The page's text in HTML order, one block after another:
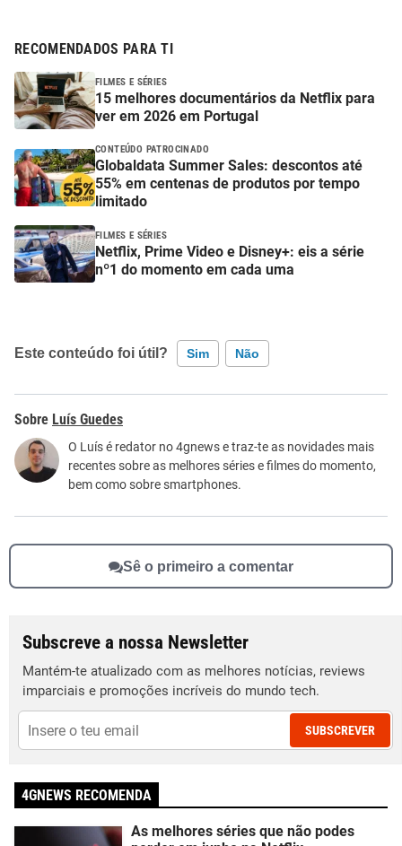
RECOMENDADOS PARA TI
FILMES E SÉRIES
15 melhores documentários da Netflix para
ver em 2026 em Portugal
CONTEÚDO PATROCINADO
Globaldata Summer Sales: descontos até
55% em centenas de produtos por tempo
limitado
FILMES E SÉRIES
Netflix, Prime Video e Disney+: eis a série
nº1 do momento em cada uma
Este conteúdo foi útil? Sim Não
Este conteúdo contém informação incorreta
Este conteúdo não tem a informação que procuro
Outro
Luís Guedes
O Luís é redator no 4gnews e traz-te as novidades mais
recentes sobre as melhores séries e filmes do momento,
bem como sobre smartphones.
Sê o primeiro a comentar
Subscreve a nossa Newsletter
Mantém-te atualizado com as melhores notícias, reviews
imparciais e promoções incríveis do mundo tech.
SUBSCREVER
4GNEWS RECOMENDA
As melhores séries que não podes